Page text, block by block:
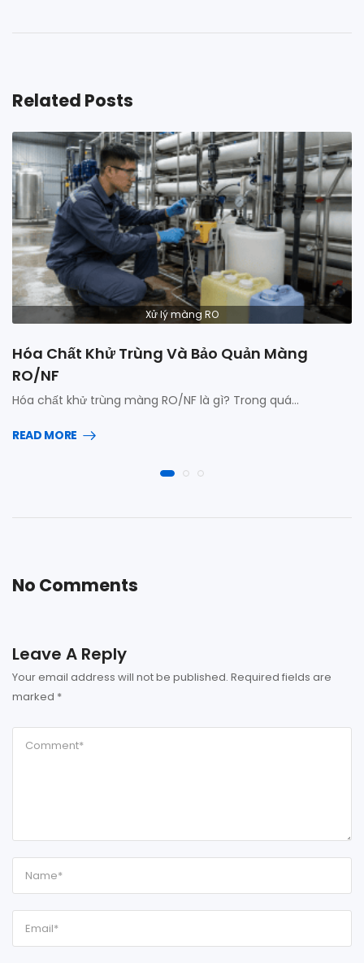
Related Posts
Xử lý màng RO
Hóa Chất Khử Trùng Và Bảo Quản Màng
RO/NF
Hóa chất khử trùng màng RO/NF là gì? Trong quá…
READ MORE
No Comments
Leave A Reply
Your email address will not be published. Required fields are
marked *